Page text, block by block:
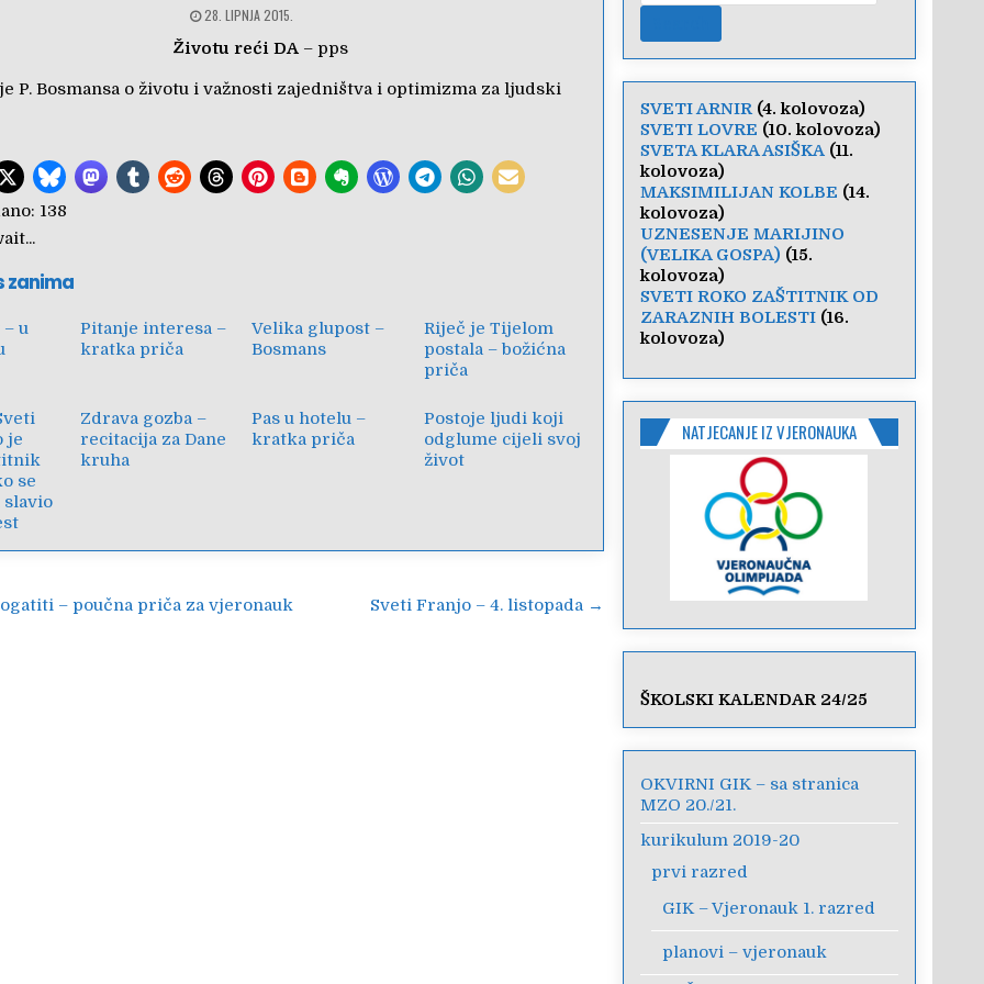
28. LIPNJA 2015.
Životu reći DA – pps
P. Bosmansa o životu i važnosti zajedništva i optimizma za ljudski
138
zanima
u
Pitanje interesa –
kratka priča
Velika glupost –
Bosmans
Riječ je Tijelom
postala – božićna
priča
je
se
slavio
Zdrava gozba –
recitacija za Dane
kruha
Pas u hotelu –
kratka priča
Postoje ljudi koji
odglume cijeli svoj
život
– poučna priča za vjeronauk Sveti Franjo – 4. listopada →
SVETI ARNIR(4. kolovoza)
SVETI LOVRE (10. kolovoza)
SVETA KLARA ASIŠKA(11.
kolovoza)
MAKSIMILIJAN KOLBE (14.
kolovoza)
UZNESENJE MARIJINO
(VELIKA GOSPA) (15.
kolovoza)
SVETI ROKO ZAŠTITNIK OD
ZARAZNIH BOLESTI(16.
kolovoza)
NATJECANJE IZ VJERONAUKA
ŠKOLSKI KALENDAR 24/25
OKVIRNI GIK – sa stranica
MZO 20./21.
kurikulum 2019-20
prvi razred
GIK – Vjeronauk 1. razred
planovi – vjeronauk